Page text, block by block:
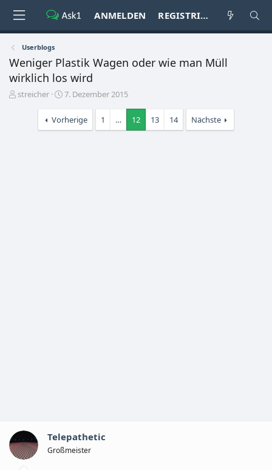
ANMELDEN REGISTRIEREN
Userblogs
Weniger Plastik Wagen oder wie man Müll
wirklich los wird
E
streicher
E
s
t
7. Dezember 2015
Vorherige 1 … 12 13 14 Nächste
Telepathetic
Großmeister